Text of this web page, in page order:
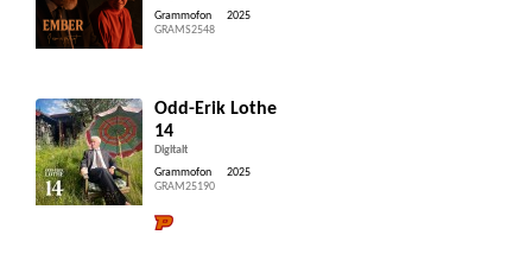
Grammofon
GRAMS2548
2025
Odd-Erik Lothe
14
Digitalt
Grammofon
GRAM25190
2025